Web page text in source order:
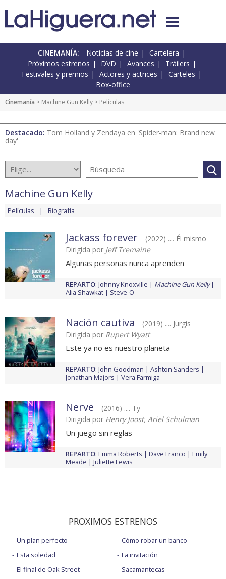
CINEMANÍA: Noticias de cine
Cartelera
Próximos estrenos
DVD Avances
Tráilers
Festivales y premios
Actores y actrices
Carteles
Box-office
Cinemanía > Machine Gun Kelly > Películas
Destacado: Tom Holland y Zendaya en 'Spider-man: Brand new
day'
Machine Gun Kelly
Películas Biografía
Jackass forever
(2022) .... Él mismo
Dirigida por Jeff Tremaine
Algunas personas nunca aprenden
REPARTO: Johnny Knoxville
Machine Gun Kelly
Alia Shawkat
Steve-O
Nación cautiva
(2019) .... Jurgis
Dirigida por Rupert Wyatt
Este ya no es nuestro planeta
REPARTO: John Goodman
Ashton Sanders
Jonathan Majors
Vera Farmiga
Nerve
(2016) .... Ty
Dirigida por Henry Joost, Ariel Schulman
Un juego sin reglas
REPARTO: Emma Roberts Dave Franco
Emily
Meade
Juliette Lewis
PROXIMOS ESTRENOS
Un plan perfecto
Esta soledad
El final de Oak Street
Cómo robar un banco
La invitación
Sacamantecas